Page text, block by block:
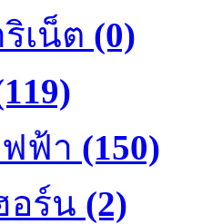
เน็ต (0)
ฟฟ้า (150)
อร์น (2)